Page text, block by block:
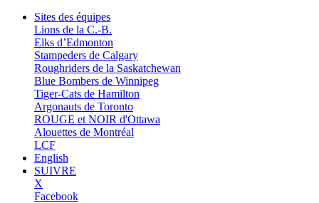
Sites des équipes
Lions de la C.-B.
Elks d’Edmonton
Stampeders de Calgary
Roughriders de la Saskatchewan
Blue Bombers de Winnipeg
Tiger-Cats de Hamilton
Argonauts de Toronto
ROUGE et NOIR d'Ottawa
Alouettes de Montréal
LCF
English
SUIVRE
X
Facebook